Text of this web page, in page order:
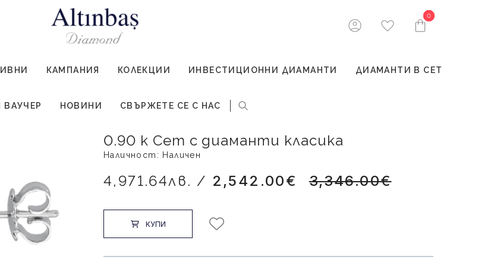
0
0
КАМПАНИЯ КОЛЕКЦИИ ИНВЕСТИЦИОННИ ДИАМАНТИ ДИАМАНТИ В СЕТ
ВАУЧЕР НОВИНИ СВЪРЖЕТЕ СЕ С НАС
0.90 к Сет с диаманти класика
Наличност: Наличен
4,971.64лв. / 2,542.00€ 3,346.00€
КУПИ